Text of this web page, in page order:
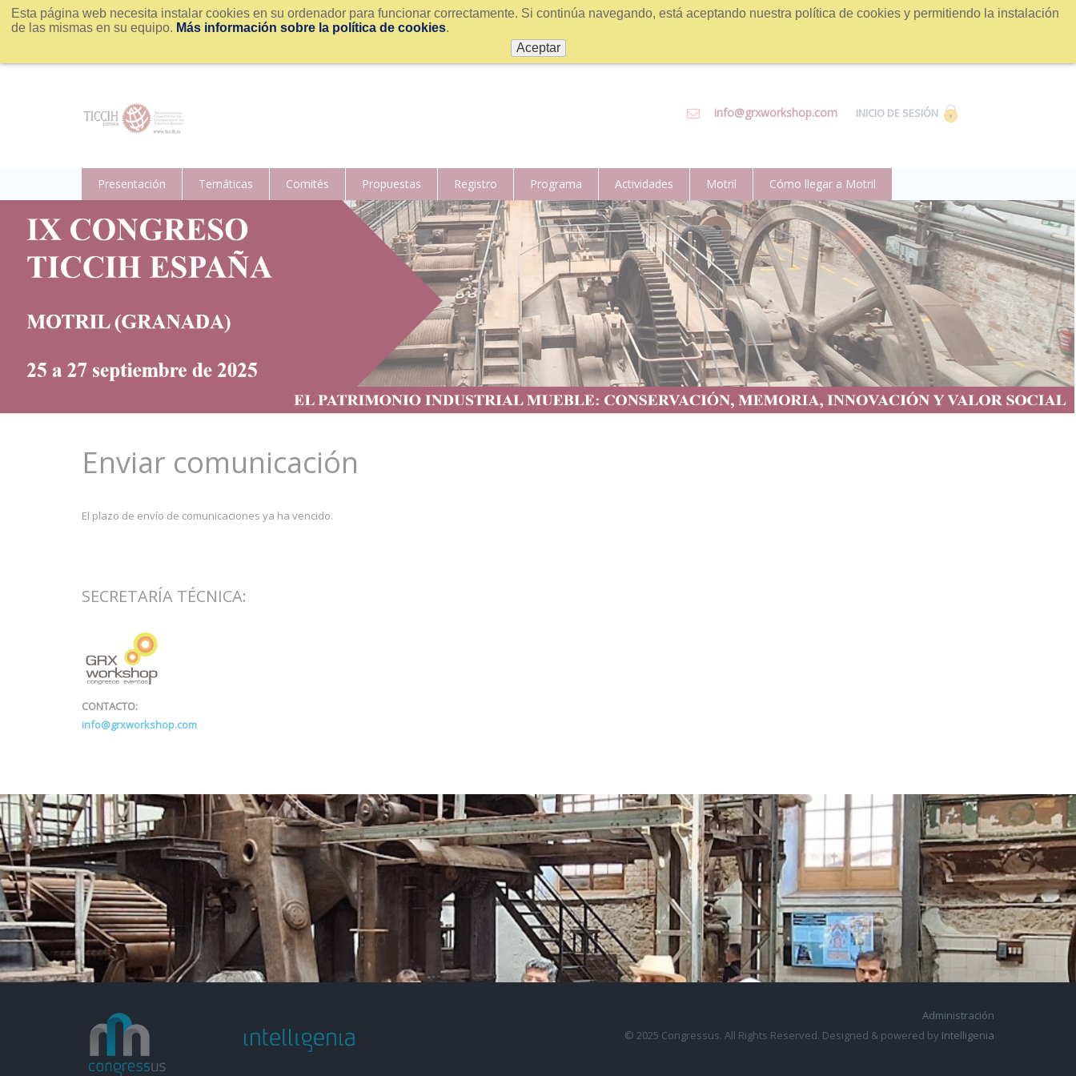
Esta página web necesita instalar cookies en su ordenador para funcionar correctamente. Si continúa navegando, está aceptando nuestra política de cookies y permitiendo la instalación
de las mismas en su equipo. Más información sobre la política de cookies.
Aceptar
info@grxworkshop.com INICIO DE SESIÓN
Presentación Temáticas Comités Propuestas Registro Programa Actividades Motril Cómo llegar a Motril
Enviar comunicación
El plazo de envío de comunicaciones ya ha vencido.
SECRETARÍA TÉCNICA:
CONTACTO:
info@grxworkshop.com
Administración
© 2025 Congressus. All Rights Reserved. Designed & powered by Intelligenia